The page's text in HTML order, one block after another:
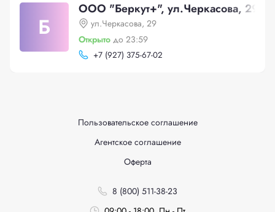
Б
ООО "Беркут+", ул.Черкасова, 29
ул.Черкасова, 29
Открыто до 23:59
+7 (927) 375-67-02
Пользовательское соглашение
Агентское соглашение
Оферта
8 (800) 511-38-23